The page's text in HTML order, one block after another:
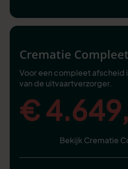
Crematie Compleet
Voor een compleet
van de uitvaartverzorger.
€
Bekijk Crematie